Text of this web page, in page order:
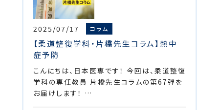
2025/07/17 コラム
【柔道整復学科・片橋先生コラム】熱中
症予防
こんにちは、日本医専です！ 今回は、柔道整復
学科の専任教員 片橋先生コラムの第67弾を
お届けします！ …